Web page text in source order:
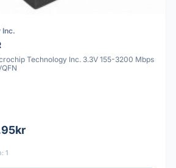
Inc.
Technology Inc. 3.3V 155-3200 Mbps
1